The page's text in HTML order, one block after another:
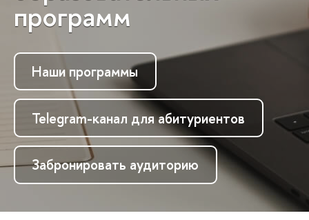
программ
Наши программы
Telegram-канал для абитуриентов
Забронировать аудиторию